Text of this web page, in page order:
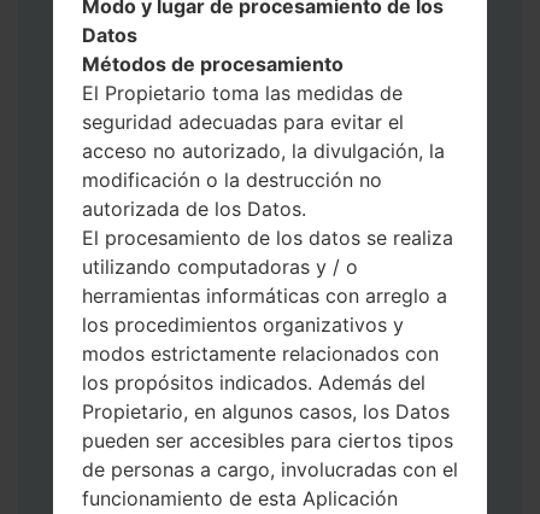
Descargue a su PC: la última versión de
Odin 3.
A continuación, extraiga el archivo de
firmware.
Debe obtener 1 (si es archivo 1, elíjalo aquí)
o 5 (si es archivo 5, selecciónelo aquí):
Modo y lugar de procesamiento de los
Datos
Métodos de procesamiento
El Propietario toma las medidas de
seguridad adecuadas para evitar el
acceso no autorizado, la divulgación, la
modificación o la destrucción no
autorizada de los Datos.
El procesamiento de los datos se realiza
utilizando computadoras y / o
herramientas informáticas con arreglo a
los procedimientos organizativos y
modos estrictamente relacionados con
los propósitos indicados. Además del
Propietario, en algunos casos, los Datos
pueden ser accesibles para ciertos tipos
de personas a cargo, involucradas con el
funcionamiento de esta Aplicación